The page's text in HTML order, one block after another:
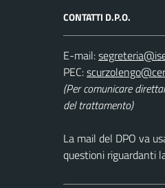
CONTATTI D.P.O.
E-mail:
PEC:
(Per comunicare
del trattamento)
La mail del DPO va
questioni riguardanti